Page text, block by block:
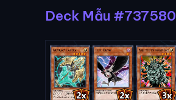
Deck Mẫu #737580